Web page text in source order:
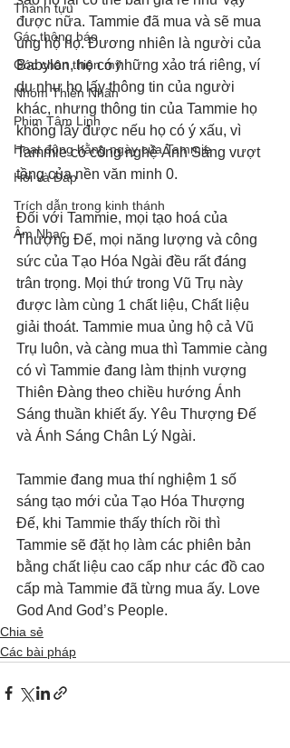
Thành tựu
Các thông báo
Góc chân thiện mỹ
Nhóm Thiên Nhãn
Phim Tâm Linh
Hoạt động hằng ngày của Tammie
Hỏi và Đáp
Trích dẫn trong kinh thánh
Âm Nhạc
được nữa. Tammie đã mua và sẽ mua
ủng hộ họ. Đương nhiên là người của
Babylon, họ có những xảo trá riêng, ví
dụ như họ lấy thông tin của người
khác, nhưng thông tin của Tammie họ
không lấy được nếu họ có ý xấu, vì
Tammie có công nghệ Ánh Sáng vượt
tầng của nền văn minh 0.
Đối với Tammie, mọi tạo hoá của
Thượng Đế, mọi năng lượng và công
sức của Tạo Hóa Ngài đều rất đáng
trân trọng. Mọi thứ trong Vũ Trụ này
được làm cùng 1 chất liệu, Chất liệu
giải thoát. Tammie mua ủng hộ cả Vũ
Trụ luôn, và càng mua thì Tammie càng
có vì Tammie đang làm thịnh vượng
Thiên Đàng theo chiều hướng Ánh
Sáng thuần khiết ấy. Yêu Thượng Đế
và Ánh Sáng Chân Lý Ngài.
Tammie đang mua thí nghiệm 1 số
sáng tạo mới của Tạo Hóa Thượng
Đế, khi Tammie thấy thích rồi thì
Tammie sẽ đặt họ làm các phiên bản
bằng chất liệu cao cấp như các đồ cao
cấp mà Tammie đã từng mua ấy. Love
God And God’s People.
Chia sẻ
Các bài pháp